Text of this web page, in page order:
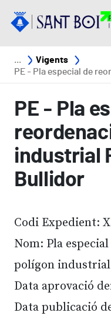
Fil d'ariadna
Vigents
PE - Pla especial de
PE - Pla
industrial
Bullidor
Codi Expedient:
Nom: Pla
polígon
Data aprovació
Data publicació